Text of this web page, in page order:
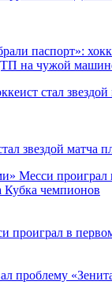
паспорт»:
на чужой
звездой
проиграл в